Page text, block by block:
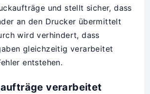
und stellt sicher, dass
an den Drucker übermittelt
wird verhindert, dass
gleichzeitig verarbeitet
entstehen.
verarbeitet